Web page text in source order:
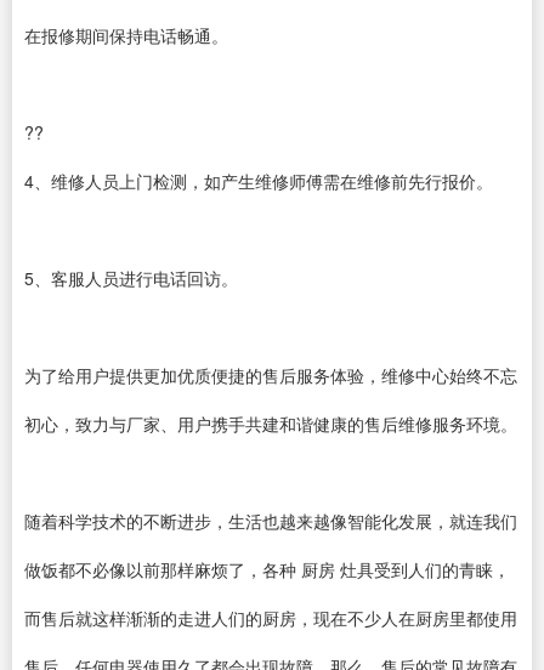
在报修期间保持电话畅通。
??
4、维修人员上门检测，如产生维修师傅需在维修前先行报价。
5、客服人员进行电话回访。
为了给用户提供更加优质便捷的售后服务体验，维修中心始终不忘
初心，致力与厂家、用户携手共建和谐健康的售后维修服务环境。
随着科学技术的不断进步，生活也越来越像智能化发展，就连我们
做饭都不必像以前那样麻烦了，各种 厨房 灶具受到人们的青睐，
而售后就这样渐渐的走进人们的厨房，现在不少人在厨房里都使用